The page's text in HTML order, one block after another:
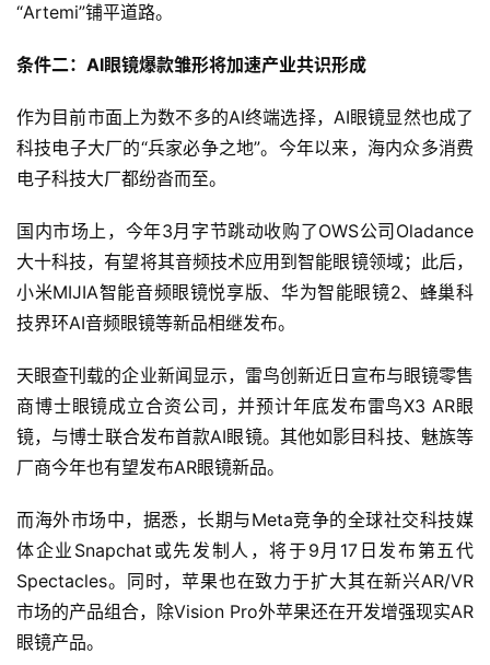
“Artemi”铺平道路。
条件二：AI眼镜爆款雏形将加速产业共识形成
作为目前市面上为数不多的AI终端选择，AI眼镜显然也成了
科技电子大厂的“兵家必争之地”。今年以来，海内众多消费
电子科技大厂都纷沓而至。
国内市场上，今年3月字节跳动收购了OWS公司Oladance
大十科技，有望将其音频技术应用到智能眼镜领域；此后，
小米MIJIA智能音频眼镜悦享版、华为智能眼镜2、蜂巢科
技界环AI音频眼镜等新品相继发布。
天眼查刊载的企业新闻显示，雷鸟创新近日宣布与眼镜零售
商博士眼镜成立合资公司，并预计年底发布雷鸟X3 AR眼
镜，与博士联合发布首款AI眼镜。其他如影目科技、魅族等
厂商今年也有望发布AR眼镜新品。
而海外市场中，据悉，长期与Meta竞争的全球社交科技媒
体企业Snapchat或先发制人，将于9月17日发布第五代
Spectacles。同时，苹果也在致力于扩大其在新兴AR/VR
市场的产品组合，除Vision Pro外苹果还在开发增强现实AR
眼镜产品。